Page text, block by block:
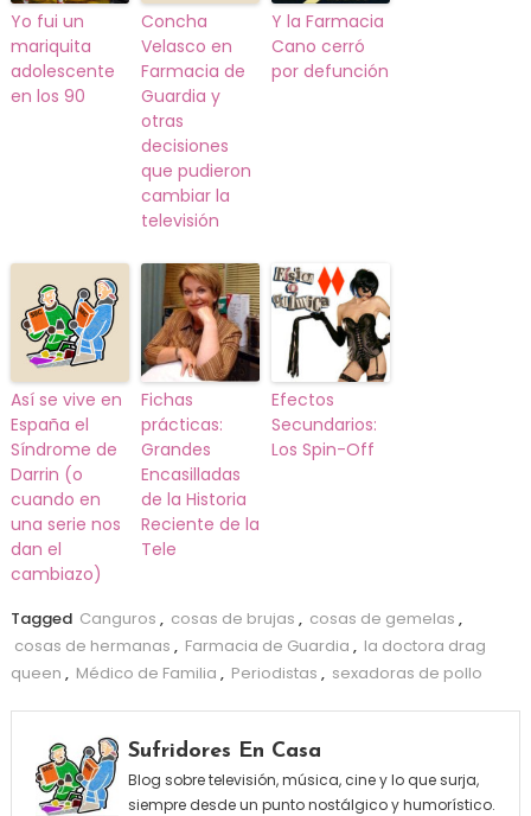
Yo fui un
mariquita
adolescente
en los 90
Concha
Velasco en
Farmacia de
Guardia y
otras
decisiones
que pudieron
cambiar la
televisión
Y la Farmacia
Cano cerró
por defunción
Así se vive en
España el
Síndrome de
Darrin (o
cuando en
una serie nos
dan el
cambiazo)
Fichas
prácticas:
Grandes
Encasilladas
de la Historia
Reciente de la
Tele
Efectos
Secundarios:
Los Spin-Off
Tagged Canguros , cosas de brujas , cosas de gemelas ,
cosas de hermanas , Farmacia de Guardia , la doctora drag
queen , Médico de Familia , Periodistas , sexadoras de pollo
Sufridores En Casa
Blog sobre televisión, música, cine y lo que surja,
siempre desde un punto nostálgico y humorístico.